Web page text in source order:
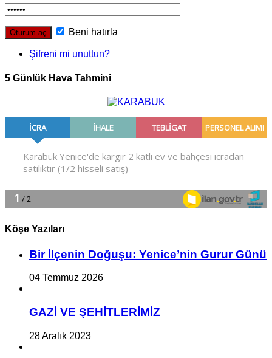
Beni hatırla
Şifreni mi unuttun?
5 Günlük Hava Tahmini
Köşe Yazıları
Bir İlçe­nin Do­ğu­şu: Ye­ni­ce’nin Gurur Günü
04 Temmuz 2026
GAZİ VE ŞEHİTLERİMİZ
28 Aralık 2023